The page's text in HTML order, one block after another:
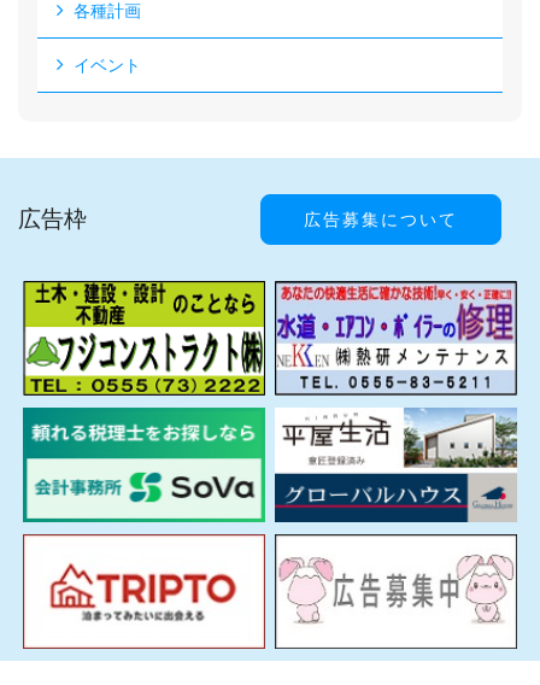
各種計画
イベント
広告枠 広告募集について